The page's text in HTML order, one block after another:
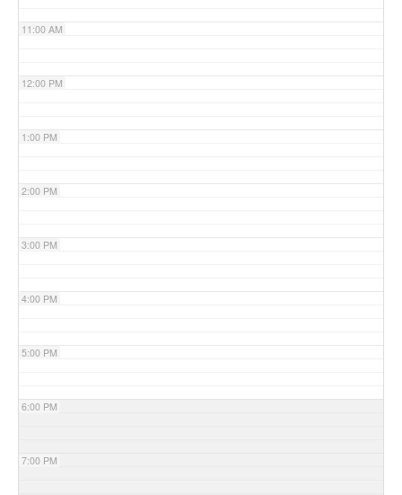
11:00 AM
12:00 PM
1:00 PM
2:00 PM
3:00 PM
4:00 PM
5:00 PM
6:00 PM
7:00 PM